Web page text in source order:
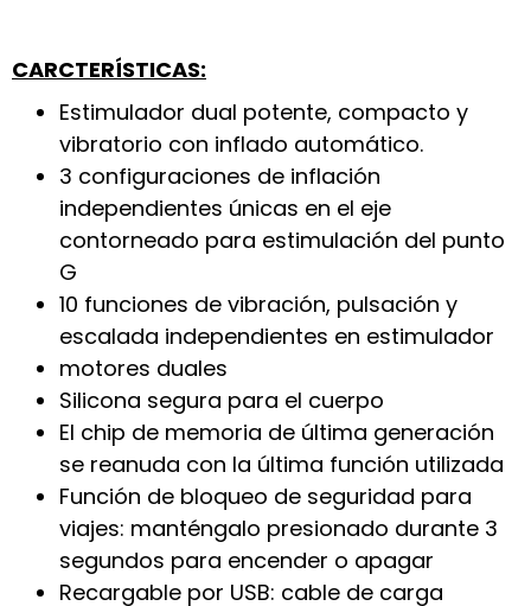
CARCTERÍSTICAS:
Estimulador dual potente, compacto y
vibratorio con inflado automático.
3 configuraciones de inflación
independientes únicas en el eje
contorneado para estimulación del punto
G
10 funciones de vibración, pulsación y
escalada independientes en estimulador
motores duales
Silicona segura para el cuerpo
El chip de memoria de última generación
se reanuda con la última función utilizada
Función de bloqueo de seguridad para
viajes: manténgalo presionado durante 3
segundos para encender o apagar
Recargable por USB: cable de carga